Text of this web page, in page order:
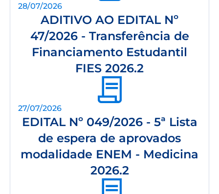
28/07/2026
ADITIVO AO EDITAL Nº
47/2026 - Transferência de
Financiamento Estudantil
FIES 2026.2
27/07/2026
EDITAL Nº 049/2026 - 5ª Lista
de espera de aprovados
modalidade ENEM - Medicina
2026.2